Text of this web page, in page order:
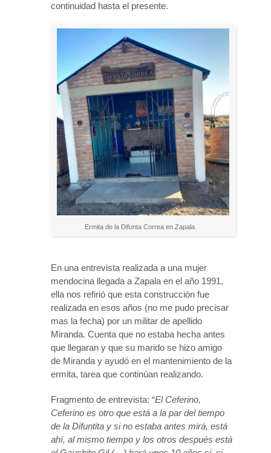
continuidad hasta el presente.
Ermita de la Difunta Correa en Zapala.
En una entrevista realizada a una mujer
mendocina llegada a Zapala en el año 1991,
ella nos refirió que esta construcción fue
realizada en esos años (no me pudo precisar
mas la fecha) por un militar de apellido
Miranda. Cuenta que no estaba hecha antes
que llegaran y que su marido se hizo amigo
de Miranda y ayudó en el mantenimiento de la
ermita, tarea que continúan realizando.
Fragmento de entrevista: “El Ceferino,
Ceferino es otro que está a la par del tiempo
de la Difuntita y si no estaba antes mirá, está
ahí, al mismo tiempo y los otros después está